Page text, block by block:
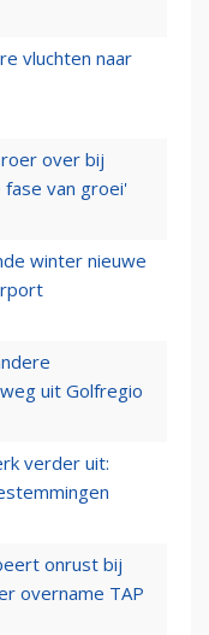
vluchten naar
over bij
fase van groei'
winter nieuwe
uit Golfregio
verder uit:
onrust bij
overname TAP